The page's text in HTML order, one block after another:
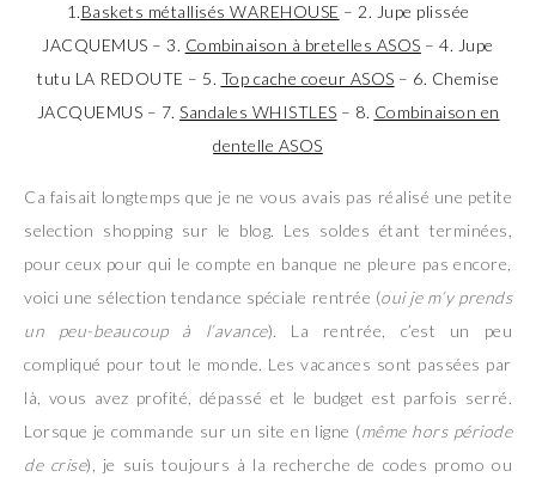
1.Baskets métallisés WAREHOUSE – 2. Jupe plissée
JACQUEMUS – 3. Combinaison à bretelles ASOS – 4. Jupe
tutu LA REDOUTE – 5. Top cache coeur ASOS – 6. Chemise
JACQUEMUS – 7. Sandales WHISTLES – 8. Combinaison en
dentelle ASOS
Ca faisait longtemps que je ne vous avais pas réalisé une petite
selection shopping sur le blog. Les soldes étant terminées,
pour ceux pour qui le compte en banque ne pleure pas encore,
voici une sélection tendance spéciale rentrée (oui je m’y prends
un peu-beaucoup à l’avance). La rentrée, c’est un peu
compliqué pour tout le monde. Les vacances sont passées par
là, vous avez profité, dépassé et le budget est parfois serré.
Lorsque je commande sur un site en ligne (même hors période
de crise), je suis toujours à la recherche de codes promo ou